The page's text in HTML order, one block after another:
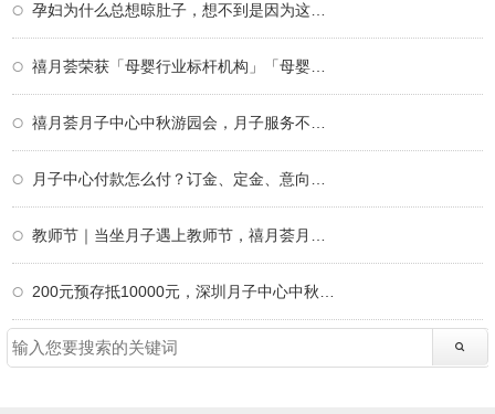
孕妇为什么总想晾肚子，想不到是因为这个！
禧月荟荣获「母婴行业标杆机构」「母婴行业
禧月荟月子中心中秋游园会，月子服务不仅仅
月子中心付款怎么付？订金、定金、意向金、
教师节｜当坐月子遇上教师节，禧月荟月子中
200元预存抵10000元，深圳月子中心中秋限定